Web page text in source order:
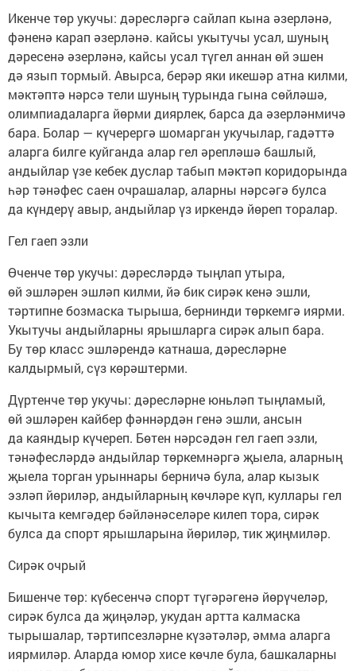
Икенче төр укучы: дәресләргә сайлап кына әзерләнә,
фәненә карап әзерләнә. кайсы укытучы усал, шуның
дәресенә әзерләнә, кайсы усал түгел аннан өй эшен
дә язып тормый. Авырса, берәр яки икешәр атна килми,
мәктәптә нәрсә тели шуның турында гына сөйләшә,
олимпиадаларга йөрми диярлек, барса да әзерләнмичә
бара. Болар — күчерергә шомарган укучылар, гадәттә
аларга билге куйганда алар гел әрепләшә башлый,
андыйлар үзе кебек дуслар табып мәктәп коридорында
һәр тәнәфес саен очрашалар, аларны нәрсәгә булса
да күндерү авыр, андыйлар үз иркендә йөреп торалар.
Гел гаеп эзли
Өченче төр укучы: дәресләрдә тыңлап утыра,
өй эшләрен эшләп килми, йә бик сирәк кенә эшли,
тәртипне бозмаска тырыша, бернинди төркемгә иярми.
Укытучы андыйларны ярышларга сирәк алып бара.
Бу төр класс эшләрендә катнаша, дәресләрне
калдырмый, сүз көрәштерми.
Дүртенче төр укучы: дәресләрне юньләп тыңламый,
өй эшләрен кайбер фәннәрдән генә эшли, ансын
да каяндыр күчереп. Бөтен нәрсәдән гел гаеп эзли,
тәнәфесләрдә андыйлар төркемнәргә җыела, аларның
җыела торган урыннары берничә була, алар кызык
эзләп йөриләр, андыйларның көчләре күп, куллары гел
кычыта кемгәдер бәйләнәселәре килеп тора, сирәк
булса да спорт ярышларына йөриләр, тик җиңмиләр.
Сирәк очрый
Бишенче төр: күбесенчә спорт түгәрәгенә йөрүчеләр,
сирәк булса да җиңәләр, укудан артта калмаска
тырышалар, тәртипсезләрне күзәтәләр, әмма аларга
иярмиләр. Аларда юмор хисе көчле була, башкаларны